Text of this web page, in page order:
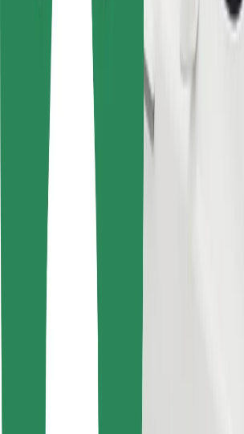
Pour les restaurants
Autres
Conditions générales
Cookies
Télécharger l'appli Bolt
Télécharger l'appli Bolt Food